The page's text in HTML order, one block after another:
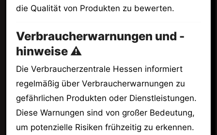
die Qualität von Produkten zu bewerten.
Verbraucherwarnungen und -
hinweise ⚠️
Die Verbraucherzentrale Hessen informiert
regelmäßig über Verbraucherwarnungen zu
gefährlichen Produkten oder Dienstleistungen.
Diese Warnungen sind von großer Bedeutung,
um potenzielle Risiken frühzeitig zu erkennen.